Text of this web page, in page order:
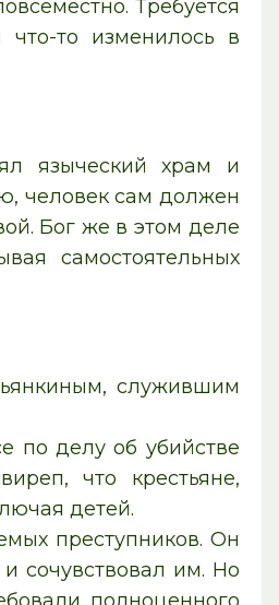
Требуется
что-то изменилось в
языческий храм и
человек сам должен
Бог же в этом деле
самостоятельных
служившим
по делу об убийстве
что крестьяне,
детей.
преступников. Он
сочувствовал им. Но